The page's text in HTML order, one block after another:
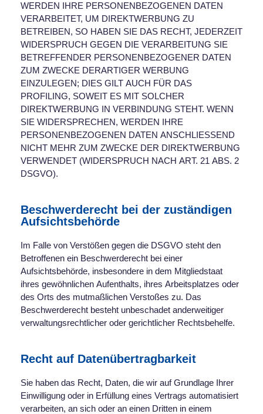
WERDEN IHRE PERSONENBEZOGENEN DATEN
VERARBEITET, UM DIREKTWERBUNG ZU
BETREIBEN, SO HABEN SIE DAS RECHT, JEDERZEIT
WIDERSPRUCH GEGEN DIE VERARBEITUNG SIE
BETREFFENDER PERSONENBEZOGENER DATEN
ZUM ZWECKE DERARTIGER WERBUNG
EINZULEGEN; DIES GILT AUCH FÜR DAS
PROFILING, SOWEIT ES MIT SOLCHER
DIREKTWERBUNG IN VERBINDUNG STEHT. WENN
SIE WIDERSPRECHEN, WERDEN IHRE
PERSONENBEZOGENEN DATEN ANSCHLIESSEND
NICHT MEHR ZUM ZWECKE DER DIREKTWERBUNG
VERWENDET (WIDERSPRUCH NACH ART. 21 ABS. 2
DSGVO).
Beschwerderecht bei der zuständigen
Aufsichtsbehörde
Im Falle von Verstößen gegen die DSGVO steht den
Betroffenen ein Beschwerderecht bei einer
Aufsichtsbehörde, insbesondere in dem Mitgliedstaat
ihres gewöhnlichen Aufenthalts, ihres Arbeitsplatzes oder
des Orts des mutmaßlichen Verstoßes zu. Das
Beschwerderecht besteht unbeschadet anderweitiger
verwaltungsrechtlicher oder gerichtlicher Rechtsbehelfe.
Recht auf Datenübertragbarkeit
Sie haben das Recht, Daten, die wir auf Grundlage Ihrer
Einwilligung oder in Erfüllung eines Vertrags automatisiert
verarbeiten, an sich oder an einen Dritten in einem